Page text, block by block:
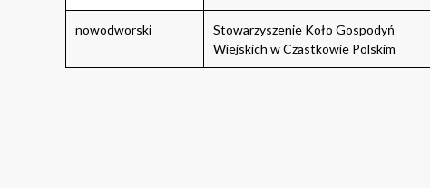
nowodworski
Stowarzyszenie Koło Gospodyń
Wiejskich w Czastkowie Polskim